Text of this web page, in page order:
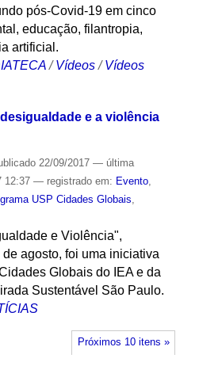
pós-Covid-19 em cinco
educação, filantropia,
artificial.
/Vídeos /Vídeos
e a violência
22/09/2017 — última
12:37 — registrado em: Evento,
USP Cidades Globais,
e Violência",
agosto, foi uma iniciativa
Globais do IEA e da
Sustentável São Paulo.
Próximos 10 itens »